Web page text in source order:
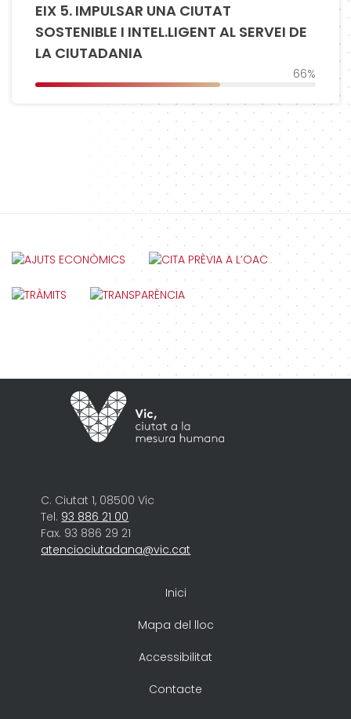
EIX 5. IMPULSAR UNA CIUTAT
SOSTENIBLE I INTEL.LIGENT AL SERVEI DE
LA CIUTADANIA
66%
C. Ciutat 1, 08500 Vic
Tel. 93 886 21 00
Fax. 93 886 29 21
atenciociutadana@vic.cat
Inici
Mapa del lloc
Accessibilitat
Contacte